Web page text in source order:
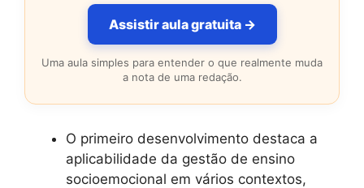
Assistir aula gratuita →
Uma aula simples para entender o que realmente muda
a nota de uma redação.
O primeiro desenvolvimento destaca a
aplicabilidade da gestão de ensino
socioemocional em vários contextos,